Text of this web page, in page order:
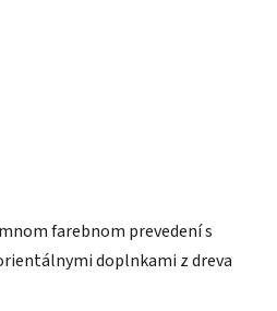
farebnom prevedení s
doplnkami z dreva